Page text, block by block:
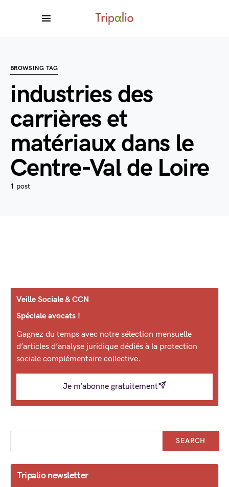
BROWSING TAG
industries des
carrières et
matériaux dans le
Centre-Val de Loire
1 post
Veille Sociale & CCN
Spéciale avocats !
Gagnez du temps avec notre sélection mensuelle
d’articles d’analyse juridique dédiés à la protection
sociale complémentaire collective.
Je m’abonne gratuitement
SEARCH
Tripalio newsletter